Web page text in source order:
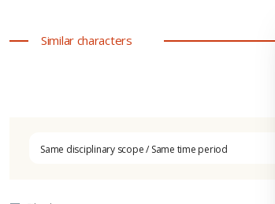
Similar characters
Same disciplinary scope / Same time period